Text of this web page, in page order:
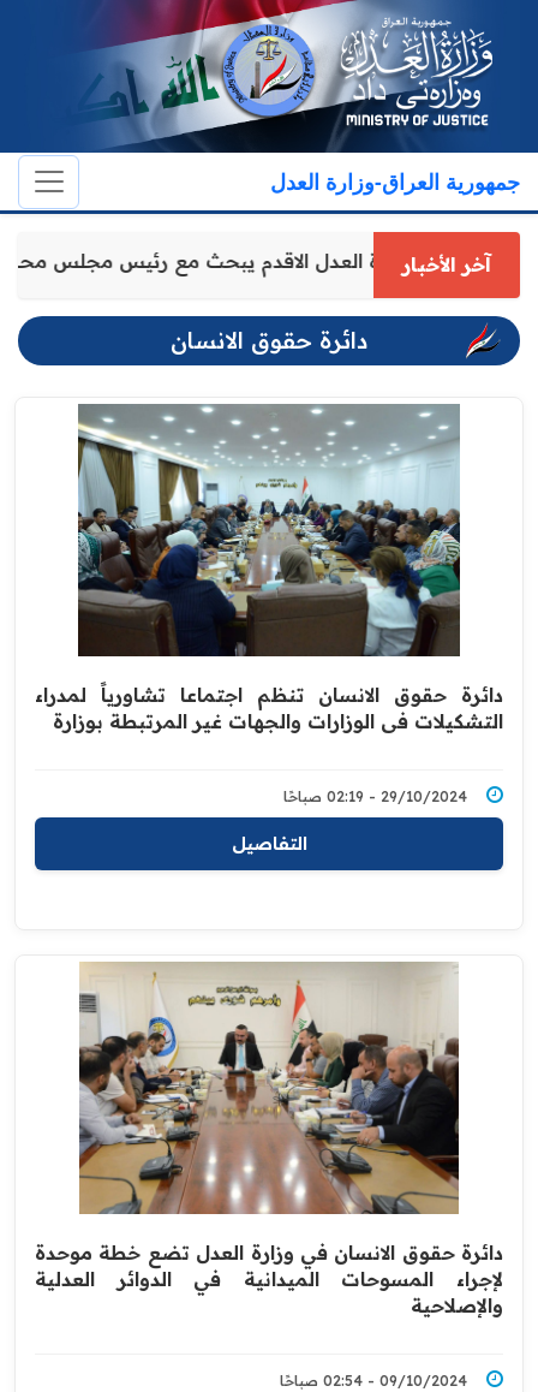
جمهورية العراق-وزارة العدل
آخر الأخباروكيل وزارة العدل الاقدم يبحث مع رئيس مجلس
دائرة حقوق الانسان
دائرة حقوق الانسان تنظم اجتماعا تشاورياً لمدراء
التشكيلات في الوزارات والجهات غير المرتبطة بوزارة
29/10/2024 - 02:19 صباحًا
التفاصيل
دائرة حقوق الانسان في وزارة العدل تضع خطة موحدة
لإجراء المسوحات الميدانية في الدوائر العدلية
والإصلاحية
09/10/2024 - 02:54 صباحًا